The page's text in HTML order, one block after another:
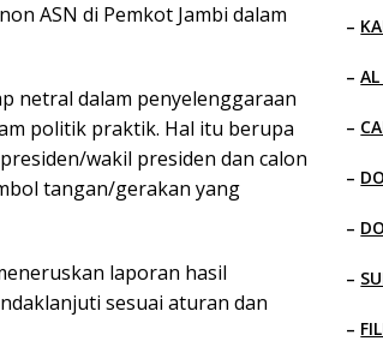
ASN di Pemkot Jambi dalam
netral dalam penyelenggaraan
politik praktik. Hal itu berupa
wakil presiden dan calon
tangan/gerakan yang
laporan hasil
sesuai aturan dan
–
–
–
–
–
–
–